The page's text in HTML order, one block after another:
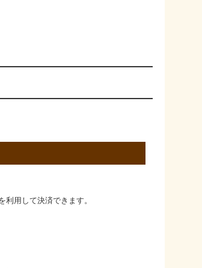
利用して決済できます。